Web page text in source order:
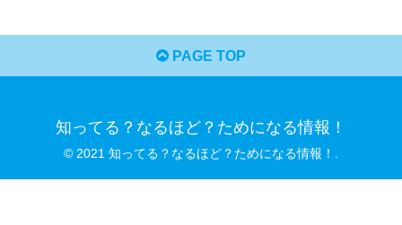
PAGE TOP
知ってる？なるほど？ためになる情報！
© 2021 知ってる？なるほど？ためになる情報！.